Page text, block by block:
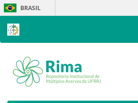
Skip
navigation
BRASIL